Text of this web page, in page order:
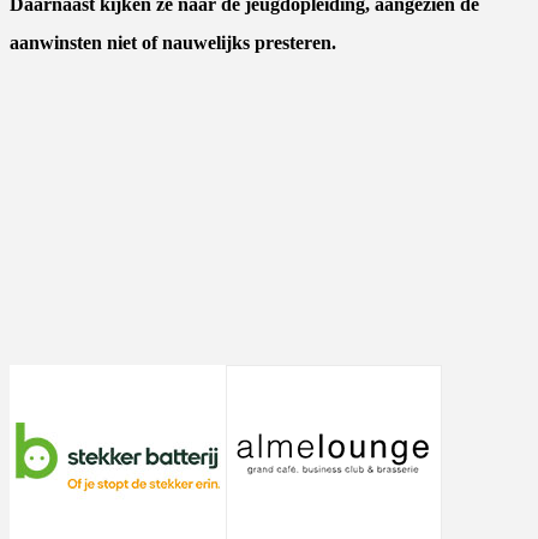
aanwinsten niet of nauwelijks presteren.